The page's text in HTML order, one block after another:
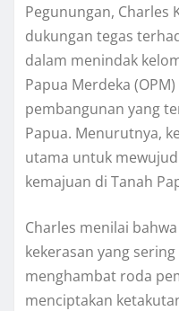
Pegunungan, Charles
dukungan tegas
dalam menindak
Papua Merdeka
pembangunan yang
Papua. Menurutnya,
utama untuk
kemajuan di Tanah
Charles menilai
kekerasan yang
menghambat roda
menciptakan